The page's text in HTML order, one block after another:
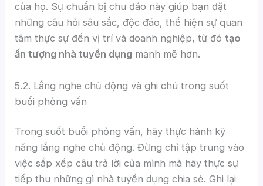
của họ. Sự chuẩn bị chu đáo này giúp bạn đặt
những câu hỏi sâu sắc, độc đáo, thể hiện sự quan
tâm thực sự đến vị trí và doanh nghiệp, từ đótạo
ấn tượng nhà tuyển dụng mạnh mẽ hơn.
5.2. Lắng nghe chủ động và ghi chú trong suốt
buổi phỏng vấn
Trong suốt buổi phỏng vấn, hãy thực hành kỹ
năng lắng nghe chủ động. Đừng chỉ tập trung vào
việc sắp xếp câu trả lời của mình mà hãy thực sự
tiếp thu những gì nhà tuyển dụng chia sẻ. Ghi lại